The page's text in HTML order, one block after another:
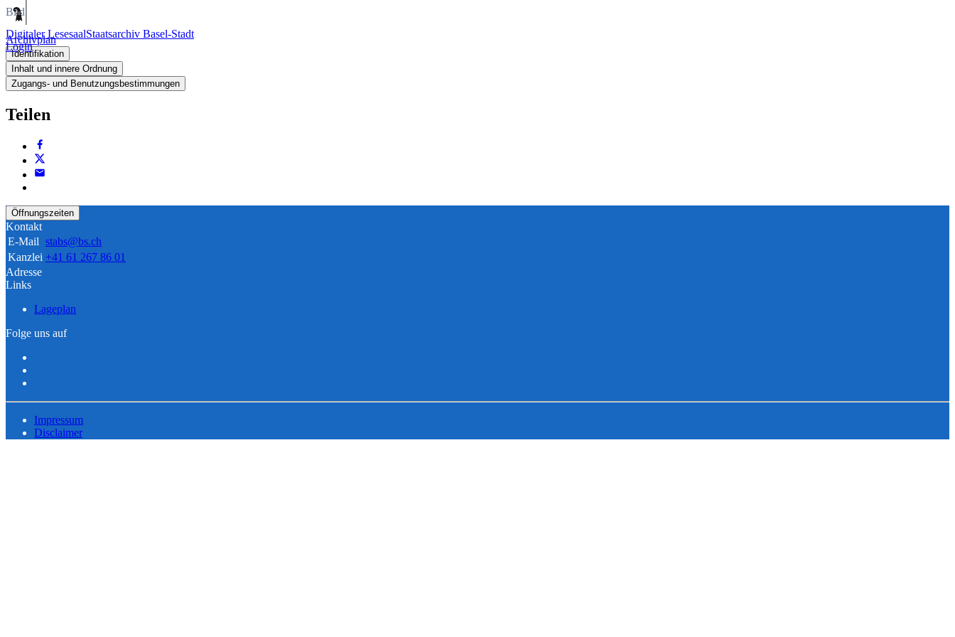
Digitaler LesesaalStaatsarchiv Basel-Stadt
Login
Bild
Archivplan
Identifikation
Inhalt und innere Ordnung
Zugangs- und Benutzungsbestimmungen
Teilen
Öffnungszeiten
Kontakt
E-Mail stabs@bs.ch
Kanzlei +41 61 267 86 01
Adresse
Links
Lageplan
Folge uns auf
Impressum
Disclaimer